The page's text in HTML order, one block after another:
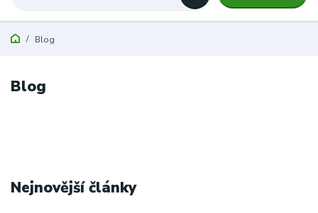
Blog
Blog
Nejnovější články